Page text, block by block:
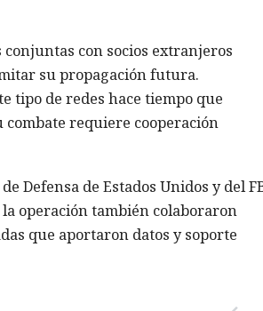
con socios extranjeros
su propagación futura.
tipo de redes hace tiempo que
requiere cooperación
Defensa de Estados Unidos y del
operación también colaboraron
que aportaron datos y soporte